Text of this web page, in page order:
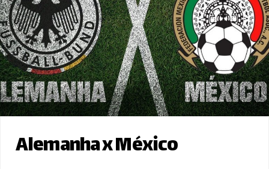
Alemanha x México